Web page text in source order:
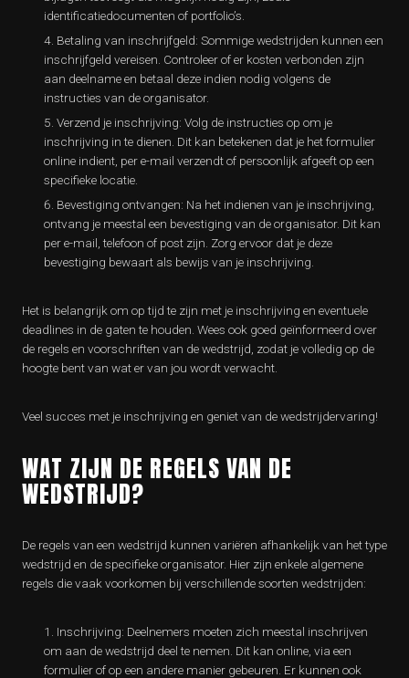
identificatiedocumenten of portfolio’s.
Betaling van inschrijfgeld: Sommige wedstrijden kunnen een
inschrijfgeld vereisen. Controleer of er kosten verbonden zijn
aan deelname en betaal deze indien nodig volgens de
instructies van de organisator.
Verzend je inschrijving: Volg de instructies op om je
inschrijving in te dienen. Dit kan betekenen dat je het formulier
online indient, per e-mail verzendt of persoonlijk afgeeft op een
specifieke locatie.
Bevestiging ontvangen: Na het indienen van je inschrijving,
ontvang je meestal een bevestiging van de organisator. Dit kan
per e-mail, telefoon of post zijn. Zorg ervoor dat je deze
bevestiging bewaart als bewijs van je inschrijving.
Het is belangrijk om op tijd te zijn met je inschrijving en eventuele
deadlines in de gaten te houden. Wees ook goed geïnformeerd over
de regels en voorschriften van de wedstrijd, zodat je volledig op de
hoogte bent van wat er van jou wordt verwacht.
Veel succes met je inschrijving en geniet van de wedstrijdervaring!
WAT ZIJN DE REGELS VAN DE
WEDSTRIJD?
De regels van een wedstrijd kunnen variëren afhankelijk van het type
wedstrijd en de specifieke organisator. Hier zijn enkele algemene
regels die vaak voorkomen bij verschillende soorten wedstrijden:
Inschrijving: Deelnemers moeten zich meestal inschrijven
om aan de wedstrijd deel te nemen. Dit kan online, via een
formulier of op een andere manier gebeuren. Er kunnen ook